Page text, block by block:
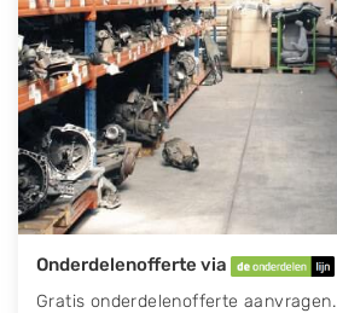
Onderdelenofferte via
Gratis onderdelenofferte aanvragen.